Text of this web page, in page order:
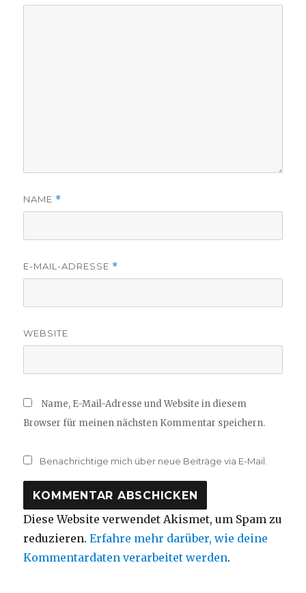
NAME *
E-MAIL-ADRESSE *
WEBSITE
Name, E-Mail-Adresse und Website in diesem
Browser für meinen nächsten Kommentar speichern.
Benachrichtige mich über neue Beiträge via E-Mail.
Diese Website verwendet Akismet, um Spam zu
reduzieren.Erfahre mehr darüber, wie deine
Kommentardaten verarbeitet werden.